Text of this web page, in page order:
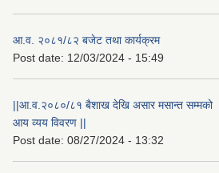
आ.व. २०८१/८२ बजेट तथा कार्यक्रम
Post date: 12/03/2024 - 15:49
||आ.व.२०८०/८१ बैशाख देखि असार मसान्त सम्मको
आय व्यय विवरण ||
Post date: 08/27/2024 - 13:32